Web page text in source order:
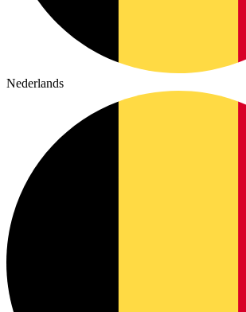
Nederlands